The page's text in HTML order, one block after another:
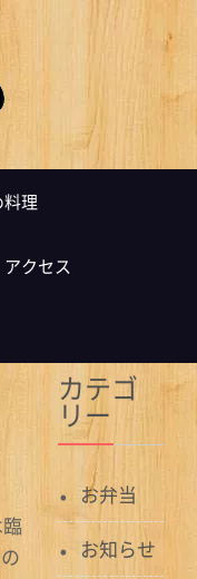
理
アクセス
カテゴ
リー
お弁当
お知らせ